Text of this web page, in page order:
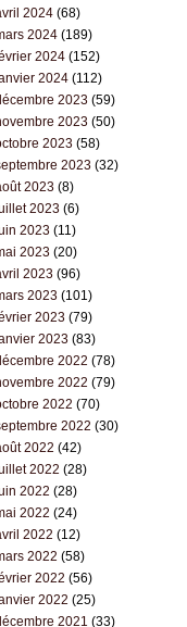
2024(68)
2024(189)
2024(152)
2024(112)
2023(59)
2023(50)
2023(58)
2023(32)
2023(8)
2023(6)
2023(11)
2023(20)
2023(96)
2023(101)
2023(79)
2023(83)
2022 (78)
2022 (79)
2022 (70)
2022 (30)
2022 (42)
2022 (28)
2022 (28)
2022 (24)
2022 (12)
2022 (58)
2022 (56)
2022 (25)
2021 (33)